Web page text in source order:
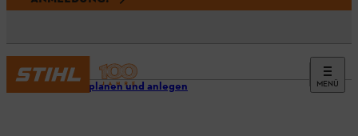
MENÜ
Garten planen und anlegen